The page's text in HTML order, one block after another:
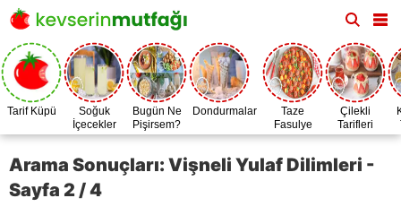
Tarif Küpü
Soğuk
İçecekler
Bugün Ne
Pişirsem?
Dondurmalar
Taze
Fasulye
Zamanı
Çilekli
Tarifleri
Arama Sonuçları: Vişneli Yulaf Dilimleri -
Sayfa 2 / 4